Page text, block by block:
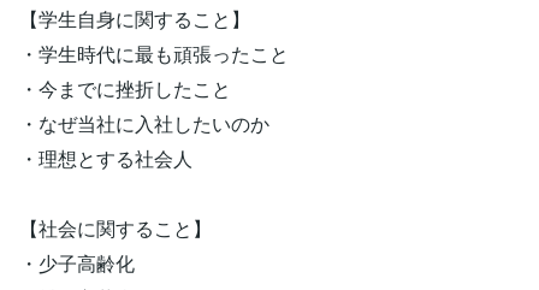
【学生自身に関すること】
・学生時代に最も頑張ったこと
・今までに挫折したこと
・なぜ当社に入社したいのか
・理想とする社会人
【社会に関すること】
・少子高齢化